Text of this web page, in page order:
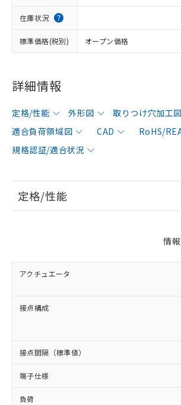
在庫状況
標準価格(税別) オープン価格
詳細情報
定格/性能 外形図 取りつけ穴加工図
適合負荷領域図
CAD
RoHS/
規格認証/適合状況
定格/性能
情
アクチュエータ
接点構成
接点間隔（標準値）
端子仕様
負荷